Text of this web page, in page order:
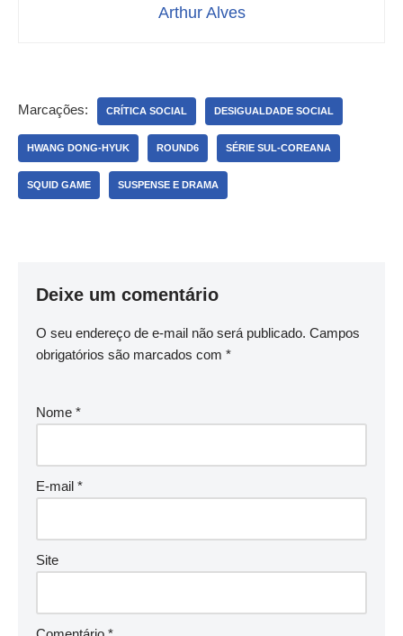
Arthur Alves
Marcações: CRÍTICA SOCIAL DESIGUALDADE SOCIAL
HWANG DONG-HYUK ROUND6 SÉRIE SUL-COREANA
SQUID GAME SUSPENSE E DRAMA
Deixe um comentário
O seu endereço de e-mail não será publicado. Campos
obrigatórios são marcados com *
Nome *
E-mail *
Site